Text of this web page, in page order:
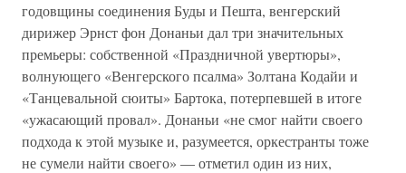
годовщины соединения Буды и Пешта, венгерский
дирижер Эрнст фон Донаньи дал три значительных
премьеры: собственной «Праздничной увертюры»,
волнующего «Венгерского псалма» Золтана Кодайи и
«Танцевальной сюиты» Бартока, потерпевшей в итоге
«ужасающий провал». Донаньи «не смог найти своего
подхода к этой музыке и, разумеется, оркестранты тоже
не сумели найти своего» — отметил один из них,